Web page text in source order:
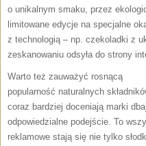
o unikalnym smaku, przez
limitowane edycje na specjalne
z technologią – np. czekoladki z
zeskanowaniu odsyła do strony
Warto też zauważyć rosnącą
popularność naturalnych
coraz bardziej doceniają marki
odpowiedzialne podejście. To
reklamowe stają się nie tylko